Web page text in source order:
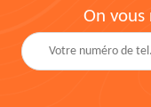
On